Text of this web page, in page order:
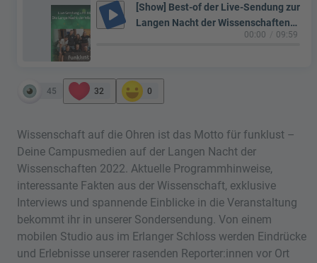
play_arrow
[Show] Best-of der Live-Sendung zur
Langen Nacht der Wissenschaften
00:00 09:59
45 32 0
Wissenschaft auf die Ohren ist das Motto für funklust –
Deine Campusmedien auf der Langen Nacht der
Wissenschaften 2022. Aktuelle Programmhinweise,
interessante Fakten aus der Wissenschaft, exklusive
Interviews und spannende Einblicke in die Veranstaltung
bekommt ihr in unserer Sondersendung. Von einem
mobilen Studio aus im Erlanger Schloss werden Eindrücke
und Erlebnisse unserer rasenden Reporter:innen vor Ort